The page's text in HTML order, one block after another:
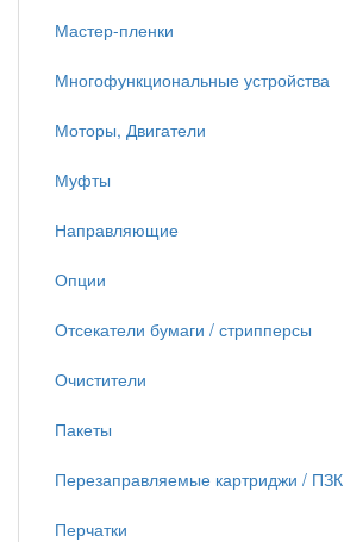
Мастер-пленки
Многофункциональные устройства
Моторы, Двигатели
Муфты
Направляющие
Опции
Отсекатели бумаги / стрипперсы
Очистители
Пакеты
Перезаправляемые картриджи / ПЗК
Перчатки